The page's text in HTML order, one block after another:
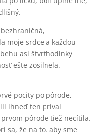
moje srdce a každou
asi štvrťhodinky
ešte zosilnela.
pocity po pôrode,
ihneď ten príval
pôrode tiež necítila.
sa, že na to, aby sme